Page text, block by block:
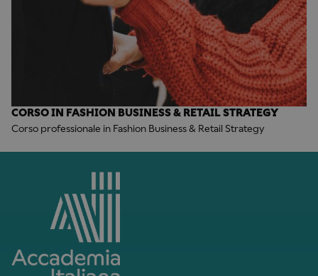
CORSO IN FASHION BUSINESS & RETAIL STRATEGY
Corso professionale in Fashion Business & Retail Strategy